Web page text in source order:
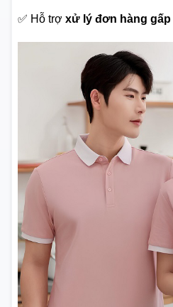
✅ Hỗ trợ xử lý đơn hàng gấp